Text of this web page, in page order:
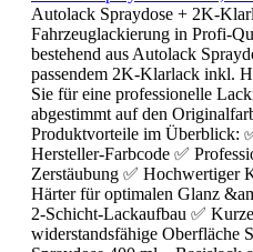
Autolack Spraydose + 2K-
Fahrzeuglackierung in Profi-
bestehend aus Autolack
passendem 2K-Klarlack inkl.
Sie für eine professionelle
abgestimmt auf den
Produktvorteile im Überblick:
Hersteller-Farbcode ✅
Zerstäubung ✅ Hochwertiger
Härter für optimalen Glanz
2-Schicht-Lackaufbau ✅
widerstandsfähige Oberfläche